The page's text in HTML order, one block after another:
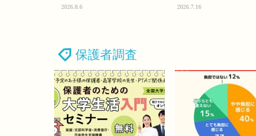
2026.8.6 2026.7.16
保護者調査